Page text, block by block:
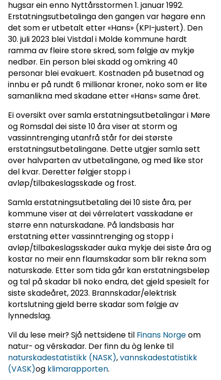
hugsar ein enno Nyttårsstormen 1. januar 1992.
Erstatningsutbetalinga den gangen var høgare enn
det som er utbetalt etter «Hans» (KPI-justert). Den
30. juli 2023 blei Vistdal i Molde kommune hardt
ramma av fleire store skred, som følgje av mykje
nedbør. Ein person blei skadd og omkring 40
personar blei evakuert. Kostnaden på busetnad og
innbu er på rundt 6 millionar kroner, noko som er lite
samanlikna med skadane etter «Hans» same året.
Ei oversikt over samla erstatningsutbetalingar i Møre
og Romsdal dei siste 10 åra viser at storm og
vassinntrenging utanfrå står for dei største
erstatningsutbetalingane. Dette utgjer samla sett
over halvparten av utbetalingane, og med like stor
del kvar. Deretter følgjer stopp i
avløp/tilbakeslagsskade og frost.
Samla erstatningsutbetaling dei 10 siste åra, per
kommune viser at dei vêrrelatert vasskadane er
større enn naturskadane. På landsbasis har
erstatning etter vassinntrenging og stopp i
avløp/tilbakeslagsskader auka mykje dei siste åra og
kostar no meir enn flaumskadar som blir rekna som
naturskade. Etter som tida går kan erstatningsbeløp
og tal på skadar bli noko endra, det gjeld spesielt for
siste skadeåret, 2023. Brannskadar/elektrisk
kortslutning gjeld berre skadar som følgje av
lynnedslag.
Vil du lese meir? Sjå nettsidene til Finans Norgeom
natur- og vêrskadar. Der finn du òg lenke til
naturskadestatistikk (NASK),vannskadestatistikk
(VASK)og klimarapporten.